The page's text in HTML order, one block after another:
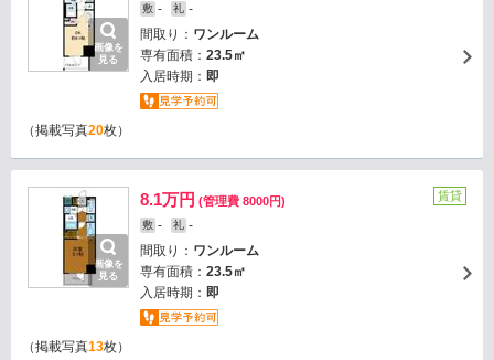
画像を
見る
敷 - 礼 -
間取り： ワンルーム
専有面積： 23.5㎡
入居時期： 即
（掲載写真20枚）
画像を
見る
8.1万円 (管理費 8000円)
敷 - 礼 -
間取り： ワンルーム
専有面積： 23.5㎡
入居時期： 即
賃貸
（掲載写真13枚）